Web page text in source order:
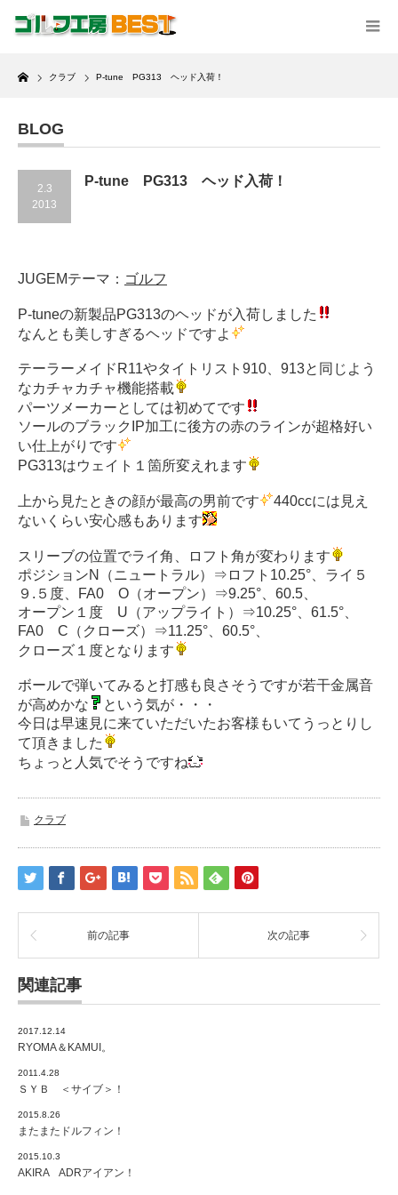
Home
クラブ P-tune PG313 ヘッド入荷！
BLOG
2.3
2013
P-tune PG313 ヘッド入荷！
JUGEMテーマ： ゴルフ
P-tuneの新製品PG313のヘッドが入荷しました
なんとも美しすぎるヘッドですよ
テーラーメイドR11やタイトリスト910、913と同じよう
なカチャカチャ機能搭載
パーツメーカーとしては初めてです
ソールのブラックIP加工に後方の赤のラインが超格好い
い仕上がりです
PG313はウェイト１箇所変えれます
上から見たときの顔が最高の男前です
440ccには見え
ないくらい安心感もあります
スリーブの位置でライ角、ロフト角が変わります
ポジションN（ニュートラル）⇒ロフト10.25°、ライ５
９.５度、FA0 O（オープン）⇒9.25°、60.5、
オープン１度 U（アップライト）⇒10.25°、61.5°、
FA0 C（クローズ）⇒11.25°、60.5°、
クローズ１度となります
ボールで弾いてみると打感も良さそうですが若干金属音
が高めかな
という気が・・・
今日は早速見に来ていただいたお客様もいてうっとりし
て頂きました
ちょっと人気でそうですね
クラブ
前の記事 次の記事
関連記事
2017.12.14
RYOMA＆KAMUI。
2011.4.28
ＳＹＢ ＜サイブ＞！
2015.8.26
またまたドルフィン！
2015.10.3
AKIRA ADRアイアン！